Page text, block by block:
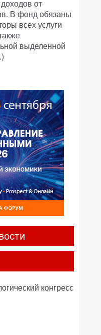
от
В фонд обязаны
всех услуги
выделенной
конгресс